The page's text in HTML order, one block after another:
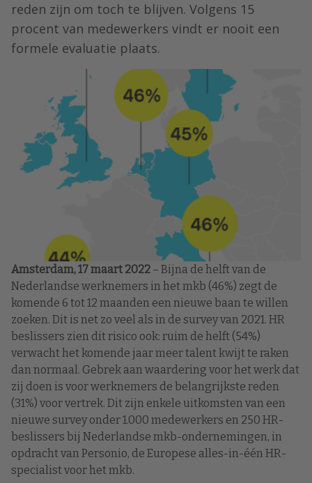
reden zijn om toch te blijven. Volgens 15
procent van medewerkers vindt er nooit een
formele evaluatie plaats.
Amsterdam, 17 maart 2022 – Bijna de helft van de
Nederlandse werknemers in het mkb (46%) zegt de
komende 6 tot 12 maanden een nieuwe baan te willen
zoeken. Dit is net zo veel als in de survey van 2021. HR
beslissers zien dit risico ook: ruim de helft (54%)
verwacht het komende jaar meer talent kwijt te raken
dan normaal. Gebrek aan waardering voor het werk dat
zij doen is voor werknemers de belangrijkste reden
(31%) voor vertrek. Dit zijn enkele uitkomsten van een
nieuwe survey onder 1.000 medewerkers en 250 HR-
beslissers bij Nederlandse mkb-ondernemingen, in
opdracht van Personio, de Europese alles-in-één HR-
specialist voor het mkb.